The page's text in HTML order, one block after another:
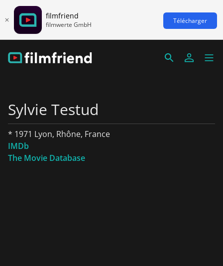
filmfriend
filmwerte GmbH Télécharger
Sylvie Testud
* 1971 Lyon, Rhône, France
IMDb
The Movie Database